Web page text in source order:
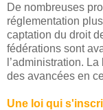
De nombreuses
réglementation
captation du droit
fédérations sont
l’administration.
des avancées en
Une loi qui